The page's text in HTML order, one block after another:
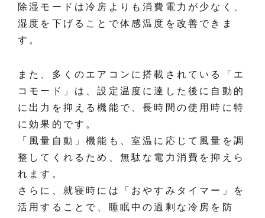
除湿モードは冷房よりも消費電力が少なく、
湿度を下げることで体感温度を改善できま
す。
また、多くのエアコンに搭載されている「エ
コモード」は、設定温度に達した後に自動的
に出力を抑える機能で、長時間の使用時に特
に効果的です。
「風量自動」機能も、室温に応じて風量を調
整してくれるため、無駄な電力消費を抑えら
れます。
さらに、就寝時には「おやすみタイマー」を
活用することで、睡眠中の過剰な冷房を防